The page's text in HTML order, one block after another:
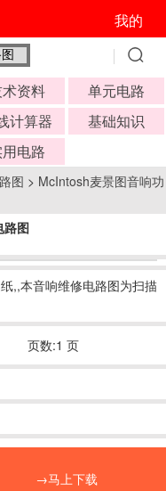
我的
资料
单元电路
计算器
基础知识
电路
图 > McIntosh麦景图音响功
路图
,,本音响维修电路图为扫描
页数:1 页
→马上下载